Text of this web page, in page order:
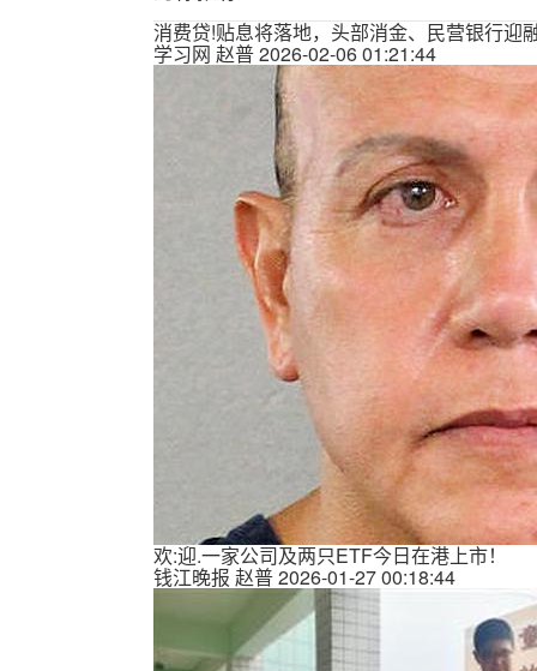
消费贷!贴息将落地，头部消金、民营银行迎
学习网 赵普2026-02-06 01:21:44
欢:迎.一家公司及两只ETF今日在港上市！
钱江晚报 赵普2026-01-27 00:18:44